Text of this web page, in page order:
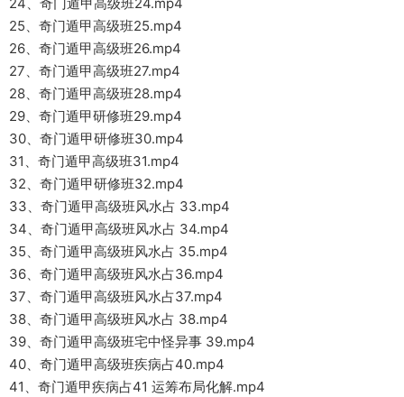
25、奇门遁甲高级班25.mp4
26、奇门遁甲高级班26.mp4
27、奇门遁甲高级班27.mp4
28、奇门遁甲高级班28.mp4
29、奇门遁甲研修班29.mp4
30、奇门遁甲研修班30.mp4
31、奇门遁甲高级班31.mp4
32、奇门遁甲研修班32.mp4
33、奇门遁甲高级班风水占 33.mp4
34、奇门遁甲高级班风水占 34.mp4
35、奇门遁甲高级班风水占 35.mp4
36、奇门遁甲高级班风水占36.mp4
37、奇门遁甲高级班风水占37.mp4
38、奇门遁甲高级班风水占 38.mp4
39、奇门遁甲高级班宅中怪异事 39.mp4
40、奇门遁甲高级班疾病占40.mp4
41、奇门遁甲疾病占41 运筹布局化解.mp4